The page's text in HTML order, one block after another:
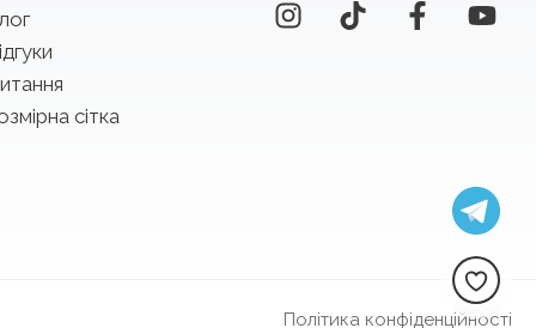
сітка
Політика конфіденційності